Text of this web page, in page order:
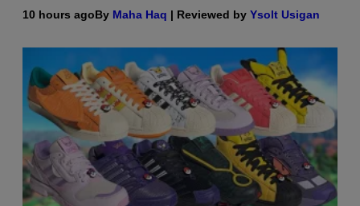
10 hours agoBy Maha Haq | Reviewed by Ysolt Usigan